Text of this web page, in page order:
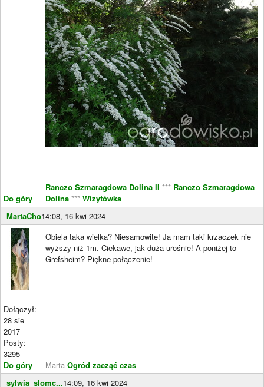
Do góry
Ranczo Szmaragdowa Dolina II *** Ranczo Szmaragdowa
Dolina *** Wizytówka
MartaCho14:08, 16 kwi 2024
Dołączył:
28 sie
2017
Posty:
3295
Do góry
Obiela taka wielka? Niesamowite! Ja mam taki krzaczek nie
wyższy niż 1m. Ciekawe, jak duża urośnie! A poniżej to
Grefsheim? Piękne połączenie!
Marta Ogród zacząć czas
sylwia_slomc...14:09, 16 kwi 2024